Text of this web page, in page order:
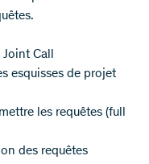
Call
esquisses de projet
les requêtes (full
des requêtes